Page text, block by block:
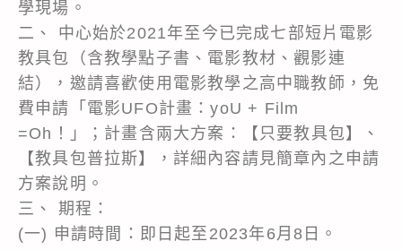
學現場。
二、 中心始於2021年至今已完成七部短片電影
教具包（含教學點子書、電影教材、觀影連
結），邀請喜歡使用電影教學之高中職教師，免
費申請「電影UFO計畫：yoU + Film
=Oh！」；計畫含兩大方案：【只要教具包】、
【教具包普拉斯】，詳細內容請見簡章內之申請
方案說明。
三、 期程：
(一) 申請時間：即日起至2023年6月8日。